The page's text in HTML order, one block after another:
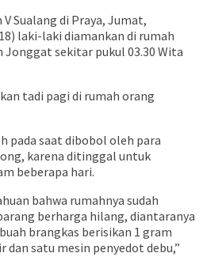
Sualang di Praya, Jumat,
laki-laki diamankan di rumah
sekitar pukul 03.30 Wita
tadi pagi di rumah orang
pada saat dibobol oleh para
karena ditinggal untuk
beberapa hari.
bahwa rumahnya sudah
berharga hilang, diantaranya
brangkas berisikan 1 gram
dan satu mesin penyedot debu,”